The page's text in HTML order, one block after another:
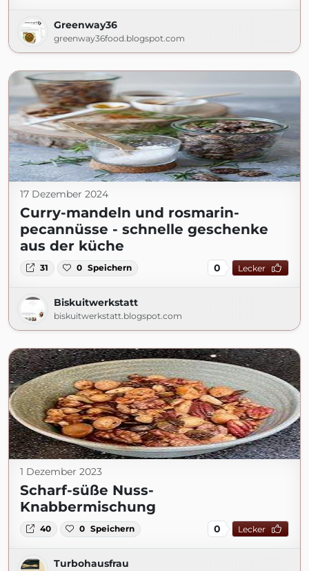
Greenway36
greenway36food.blogspot.com
17 Dezember 2024
Curry-mandeln und rosmarin-
pecannüsse - schnelle geschenke
aus der küche
31 0 Speichern 0 Lecker
Biskuitwerkstatt
biskuitwerkstatt.blogspot.com
1 Dezember 2023
Scharf-süße Nuss-
Knabbermischung
40 0 Speichern 0 Lecker
Turbohausfrau